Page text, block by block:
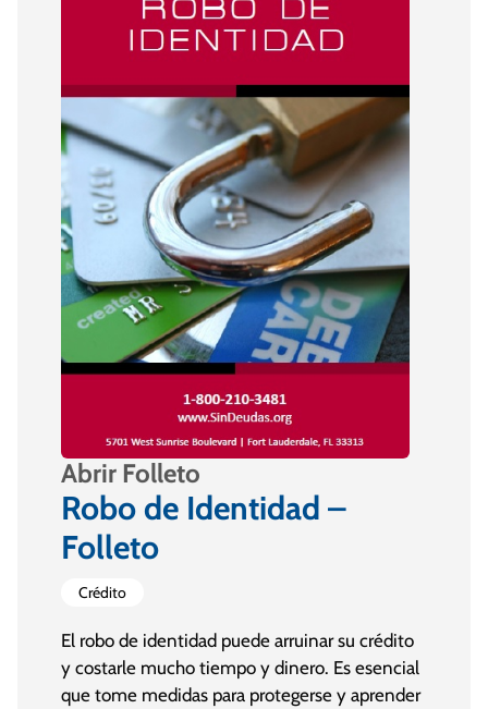
Abrir Folleto
Robo de Identidad –
Folleto
Crédito
El robo de identidad puede arruinar su crédito
y costarle mucho tiempo y dinero. Es esencial
que tome medidas para protegerse y aprender